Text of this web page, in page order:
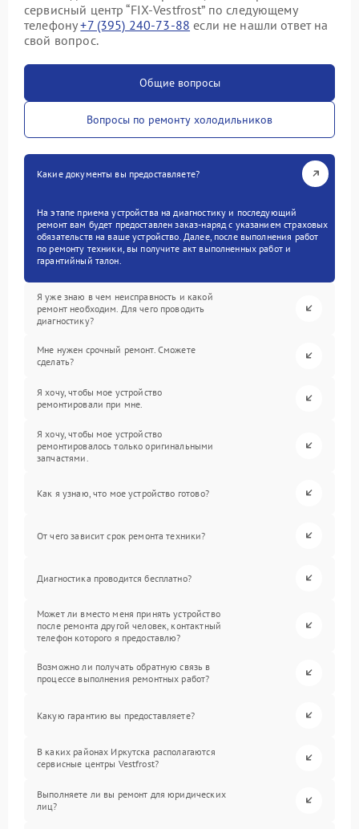
сервисный центр “FIX-Vestfrost” по следующему
телефону+7 (395) 240-73-88 если не нашли ответ на
свой вопрос.
Общие вопросы
Вопросы по ремонту холодильников
Какие документы вы предоставляете?
На этапе приема устройства на диагностику и последующий
ремонт вам будет предоставлен заказ-наряд с указанием страховых
обязательств на ваше устройство. Далее, после выполнения работ
по ремонту техники, вы получите акт выполненных работ и
гарантийный талон.
Я уже знаю в чем неисправность и какой
ремонт необходим. Для чего проводить
диагностику?
Мне нужен срочный ремонт. Сможете
сделать?
Я хочу, чтобы мое устройство
ремонтировали при мне.
Я хочу, чтобы мое устройство
ремонтировалось только оригинальными
запчастями.
Как я узнаю, что мое устройство готово?
От чего зависит срок ремонта техники?
Диагностика проводится бесплатно?
Может ли вместо меня принять устройство
после ремонта другой человек, контактный
телефон которого я предоставлю?
Возможно ли получать обратную связь в
процессе выполнения ремонтных работ?
Какую гарантию вы предоставляете?
В каких районах Иркутска располагаются
сервисные центры Vestfrost?
Выполняете ли вы ремонт для юридических
лиц?